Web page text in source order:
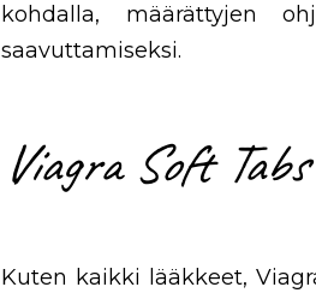
kohdalla, määrättyjen
saavuttamiseksi.
Viagra Soft
Kuten kaikki lääkkeet,